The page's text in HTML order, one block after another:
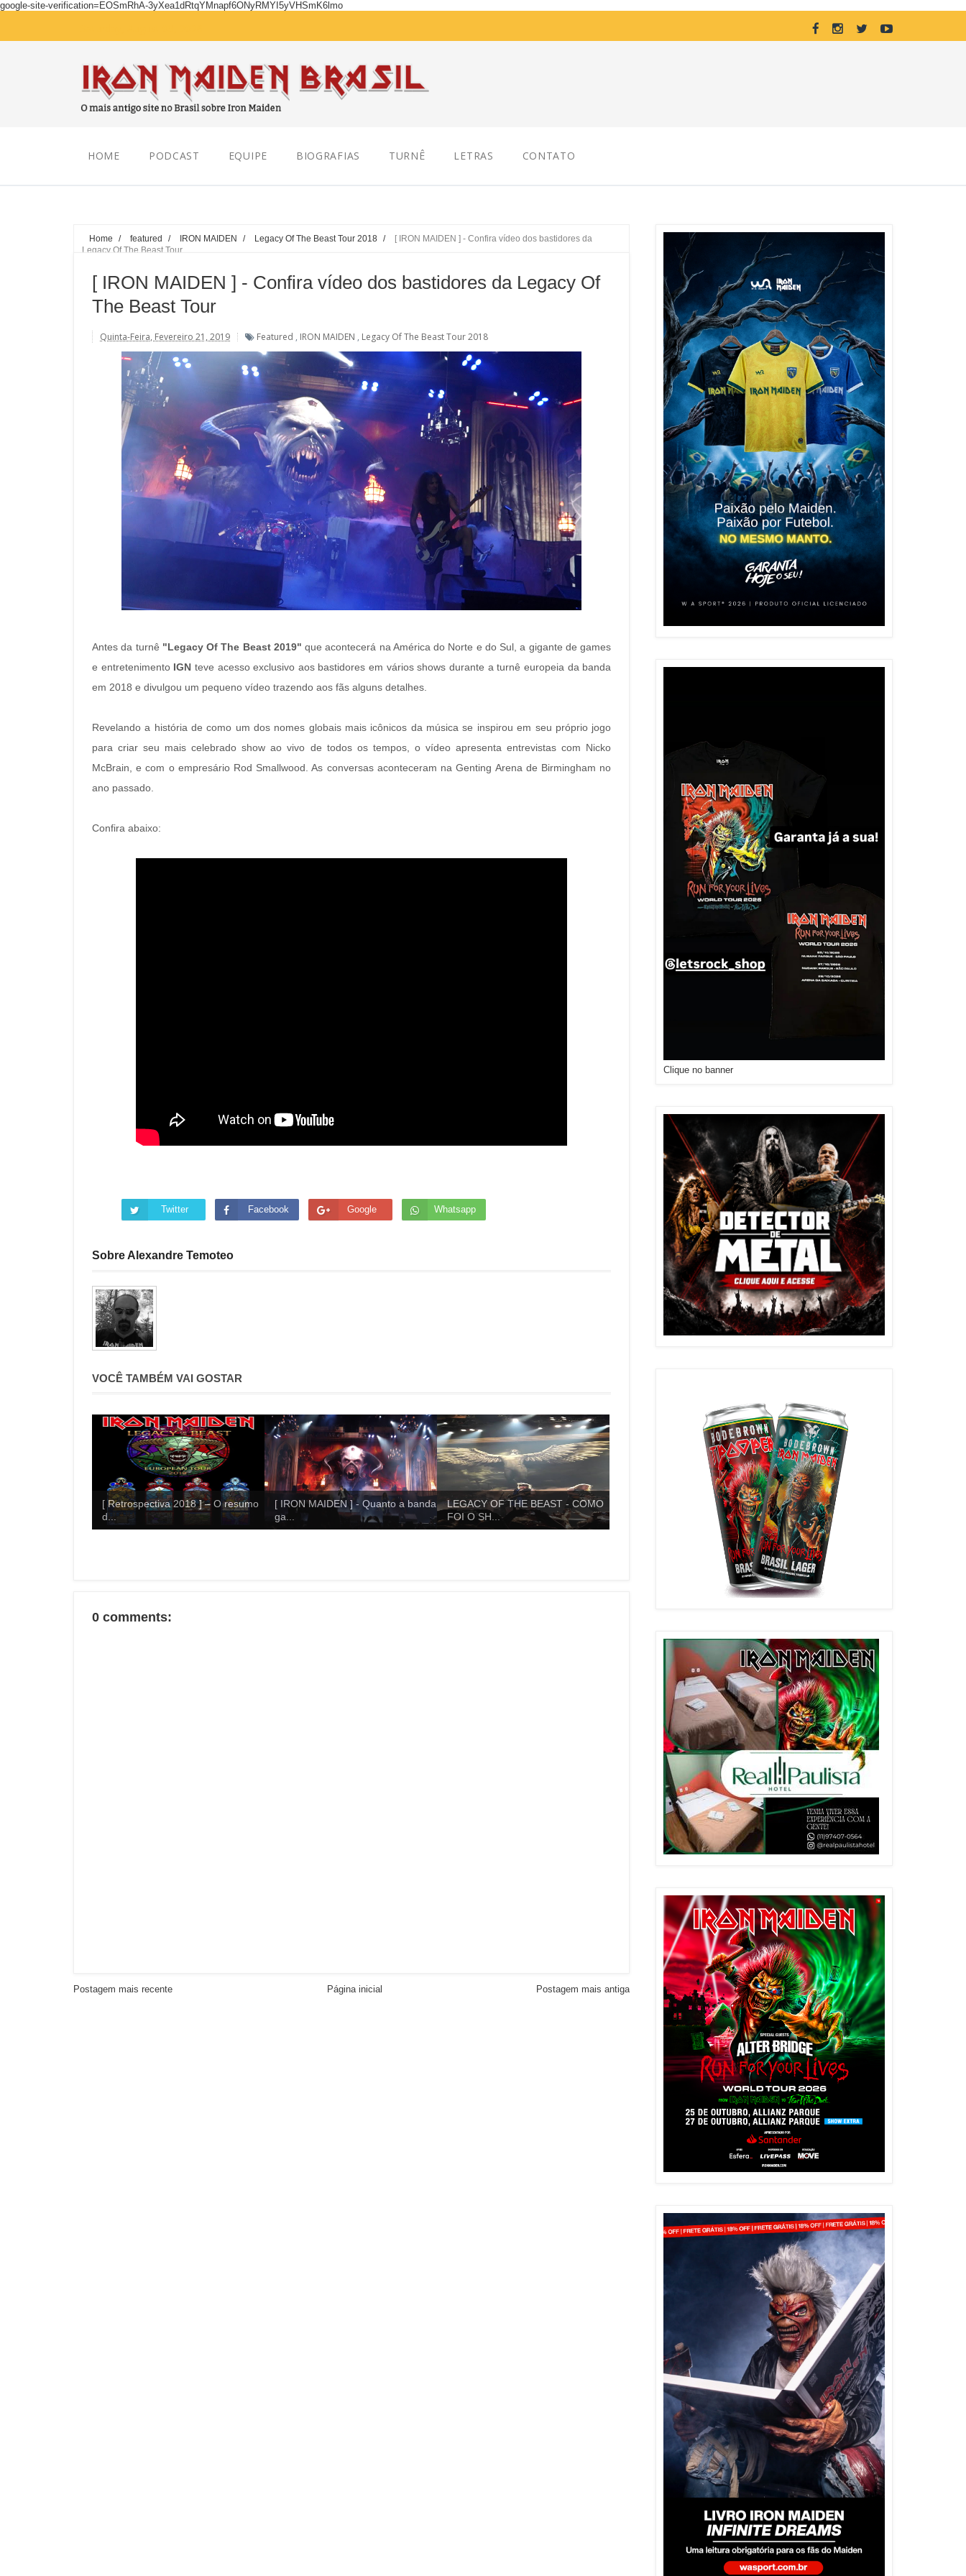
google-site-verification=EOSmRhA-3yXea1dRtqYMnapf6ONyRMYI5yVHSmK6lmo
HOME PODCAST EQUIPE BIOGRAFIAS TURNÊ LETRAS CONTATO
Home / featured / IRON MAIDEN / Legacy Of The Beast Tour 2018 /
[ IRON MAIDEN ] - Confira vídeo dos bastidores da
Legacy Of The Beast Tour
[ IRON MAIDEN ] - Confira vídeo dos bastidores da Legacy Of
The Beast Tour
Quinta-Feira, Fevereiro 21, 2019 Featured , IRON MAIDEN , Legacy Of The Beast Tour 2018
Antes da turnê "Legacy Of The Beast 2019" que acontecerá na América do Norte e do Sul, a gigante de games
e entretenimento IGN teve acesso exclusivo aos bastidores em vários shows durante a turnê europeia da banda
em 2018 e divulgou um pequeno vídeo trazendo aos fãs alguns detalhes.
Revelando a história de como um dos nomes globais mais icônicos da música se inspirou em seu próprio jogo
para criar seu mais celebrado show ao vivo de todos os tempos, o vídeo apresenta entrevistas com Nicko
McBrain, e com o empresário Rod Smallwood. As conversas aconteceram na Genting Arena de Birmingham no
ano passado.
Confira abaixo:
Twitter Facebook Google Whatsapp
Sobre Alexandre Temoteo
VOCÊ TAMBÉM VAI GOSTAR
[ Retrospectiva 2018 ] – O resumo
d...
[ IRON MAIDEN ] - Quanto a banda
ga...
LEGACY OF THE BEAST - COMO
FOI O SH...
0 comments:
Postagem mais recente Postagem mais antiga
Página inicial
Clique no banner